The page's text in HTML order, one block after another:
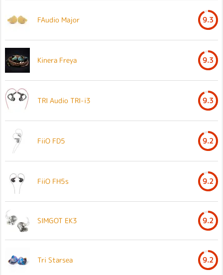
FAudio Major 9.3
Kinera Freya 9.3
TRI Audio TRI-i3 9.3
FiiO FD5 9.2
FiiO FH5s 9.2
SIMGOT EK3 9.2
Tri Starsea 9.2